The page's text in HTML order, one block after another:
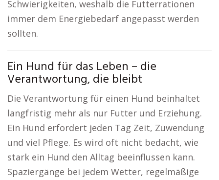
Schwierigkeiten, weshalb die Futterrationen
immer dem Energiebedarf angepasst werden
sollten.
Ein Hund für das Leben – die
Verantwortung, die bleibt
Die Verantwortung für einen Hund beinhaltet
langfristig mehr als nur Futter und Erziehung.
Ein Hund erfordert jeden Tag Zeit, Zuwendung
und viel Pflege. Es wird oft nicht bedacht, wie
stark ein Hund den Alltag beeinflussen kann.
Spaziergänge bei jedem Wetter, regelmäßige